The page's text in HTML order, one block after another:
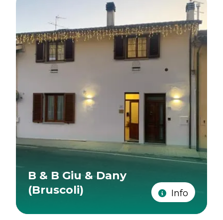
B & B Giu & Dany
(Bruscoli)
Info